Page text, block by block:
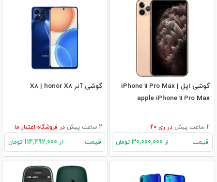
گوشی اپل iPhone 11 Pro Max |
apple iPhone 11 Pro Max
2 ساعت پیش در ری 20
قیمت از تومان
گوشی آنر X8 | honor X8
2 ساعت پیش در فروشگاه اعتبار ما
قیمت از تومان